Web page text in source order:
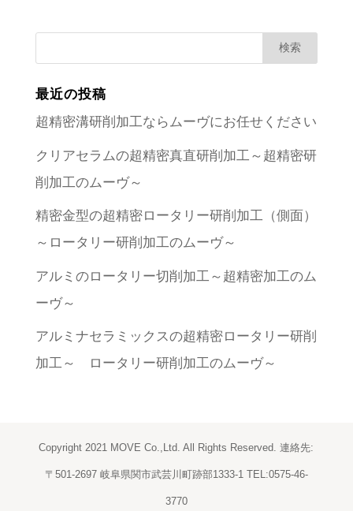
最近の投稿
超精密溝研削加工ならムーヴにお任せください
クリアセラムの超精密真直研削加工～超精密研
削加工のムーヴ～
精密金型の超精密ロータリー研削加工（側面）
～ロータリー研削加工のムーヴ～
アルミのロータリー切削加工～超精密加工のム
ーヴ～
アルミナセラミックスの超精密ロータリー研削
加工～ ロータリー研削加工のムーヴ～
Copyright 2021 MOVE Co.,Ltd. All Rights Reserved. 連絡先:
〒501-2697 岐阜県関市武芸川町跡部1333-1 TEL:0575-46-
3770